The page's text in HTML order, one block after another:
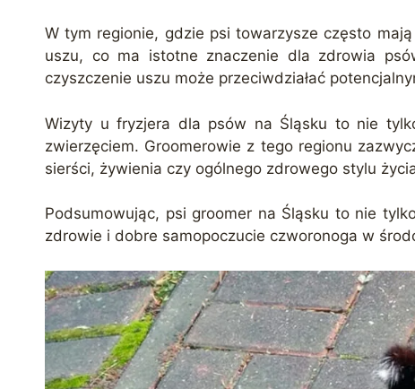
W tym regionie, gdzie psi towarzysze często
uszu, co ma istotne znaczenie dla zdrowia
czyszczenie uszu może przeciwdziałać
Wizyty u fryzjera dla psów na Śląsku to nie
zwierzęciem. Groomerowie z tego regionu
sierści, żywienia czy ogólnego zdrowego stylu
Podsumowując, psi groomer na Śląsku to nie
zdrowie i dobre samopoczucie czworonoga w